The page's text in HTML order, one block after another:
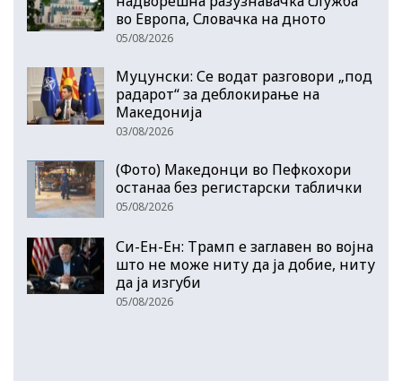
во Европа, Словачка на дното
05/08/2026
Муцунски: Се водат разговори „под
радарот“ за деблокирање на
Македонија
03/08/2026
(Фото) Македонци во Пефкохори
останаа без регистарски таблички
05/08/2026
Си-Ен-Ен: Трамп е заглавен во војна
што не може ниту да ја добие, ниту
да ја изгуби
05/08/2026